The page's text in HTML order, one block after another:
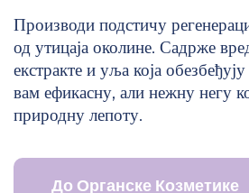
Производи подстичу
од утицаја околине. Садрже
екстракте и уља која
вам ефикасну, али нежну негу
природну лепоту.
До Органске Козметике